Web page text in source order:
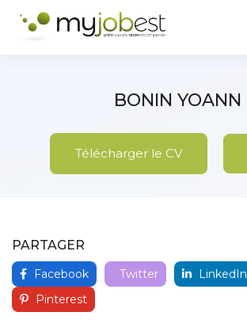
BONIN YOANN
Télécharger le CV
PARTAGER
Facebook Twitter
LinkedIn
Pinterest